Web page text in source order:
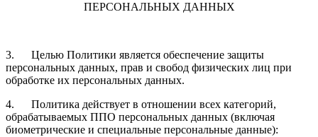
ПЕРСОНАЛЬНЫХ ДАННЫХ
3. Целью Политики является обеспечение защиты
персональных данных, прав и свобод физических лиц при
обработке их персональных данных.
4. Политика действует в отношении всех категорий,
обрабатываемых ППО персональных данных (включая
биометрические и специальные персональные данные):